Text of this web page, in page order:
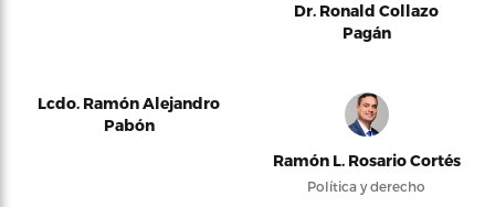
Dr. Ronald Collazo
Pagán
Lcdo. Ramón Alejandro
Pabón
Ramón L. Rosario Cortés
Política y derecho